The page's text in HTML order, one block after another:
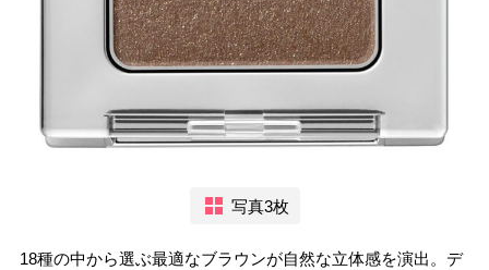
写真3枚
18種の中から選ぶ最適なブラウンが自然な立体感を演出。デ